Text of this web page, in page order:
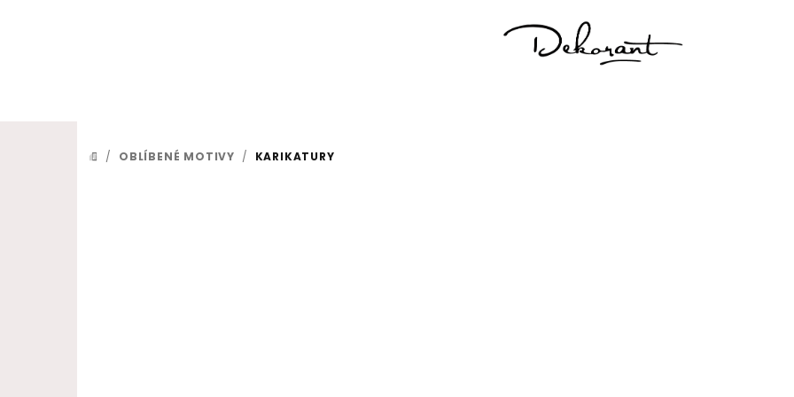
DOMŮ
/ OBLÍBENÉ MOTIVY / KARIKATURY